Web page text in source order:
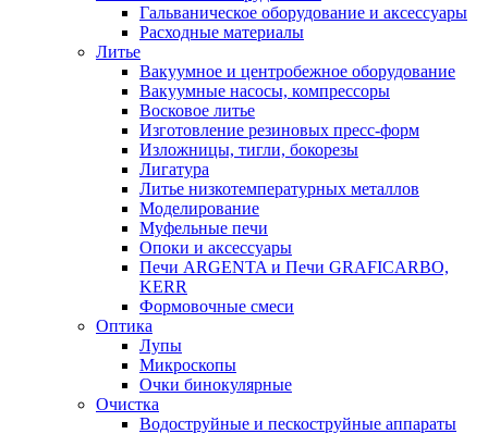
Гальваническое оборудование и аксессуары
Расходные материалы
Литье
Вакуумное и центробежное оборудование
Вакуумные насосы, компрессоры
Восковое литье
Изготовление резиновых пресс-форм
Изложницы, тигли, бокорезы
Лигатура
Литье низкотемпературных металлов
Моделирование
Муфельные печи
Опоки и аксессуары
Печи ARGENTA и Печи GRAFICARBO,
KERR
Формовочные смеси
Оптика
Лупы
Микроскопы
Очки бинокулярные
Очистка
Водоструйные и пескоструйные аппараты